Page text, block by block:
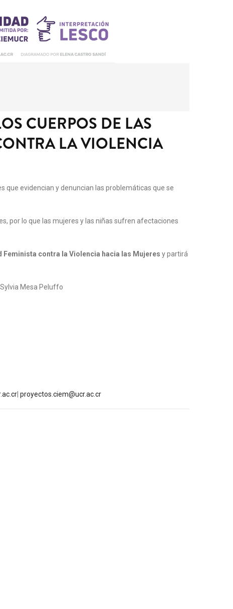
CUERPOS DE LAS
LA VIOLENCIA
que evidencian y denuncian las problemáticas que se
por lo que las mujeres y las niñas sufren afectaciones
Feminista contra la Violencia hacia las Mujeres y partirá
Mesa Peluffo
proyectos.ciem@ucr.ac.cr